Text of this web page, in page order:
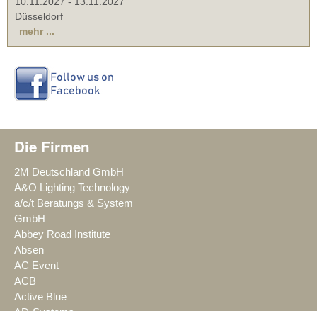
Düsseldorf
mehr ...
Die Firmen
2M Deutschland GmbH
A&O Lighting Technology
a/c/t Beratungs & System
GmbH
Abbey Road Institute
Absen
AC Event
ACB
Active Blue